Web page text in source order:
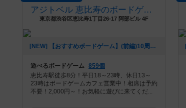
アジトベル 恵比寿のボードゲームカフェ
東京都渋谷区恵比寿1丁目26-17 阿部ビル 4F
[NEW] 【おすすめボードゲーム】(前編)10周年企画！10年前から大活躍のボードゲーム【#163】をあげました（2026年08月06日 00時03分）
遊べるボードゲーム 859個
恵比寿駅徒歩8分！平日18～23時、休日13～
23時はボードゲームカフェ営業中！相席は予約
不要！2,000円～！お気軽に遊びに来てくだ...